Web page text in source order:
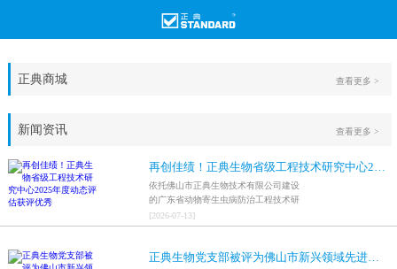
正典商城 查看更多 >
新闻资讯
再创佳绩！正典生物省级工程技术研究中心2025年度动态评估获评优秀
依托佛山市正典生物技术有限公司建设
的广东省动物寄生虫病防治工程技术研
究中心，在全省参评科研平台中综合表
现突出，成功获评最高评价等级“优
[2026-07-13]
正典生物党支部被评为佛山市新兴领域先进基层党组织
查看更多 >